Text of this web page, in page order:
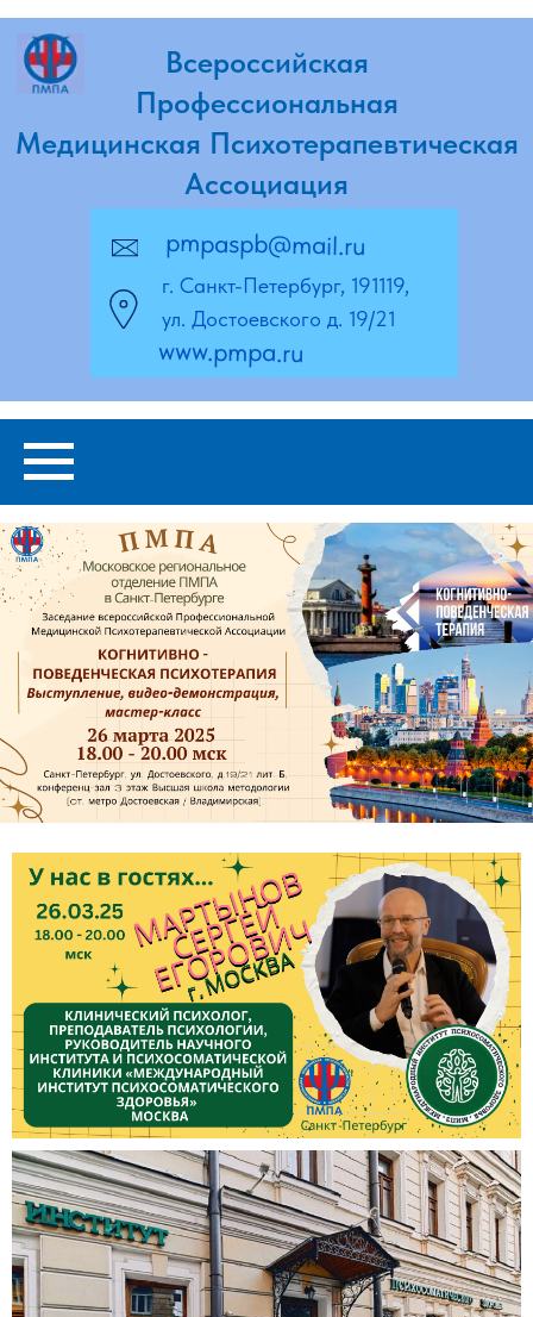
Профессиональная
Медицинская Психотерапевтическая
Ассоциация
www.pmpa.ru
pmpaspb@mail.ru
г. Санкт-Петербург, 191119,